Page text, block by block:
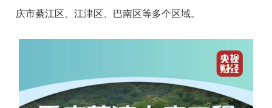
庆市綦江区、江津区、巴南区等多个区域。